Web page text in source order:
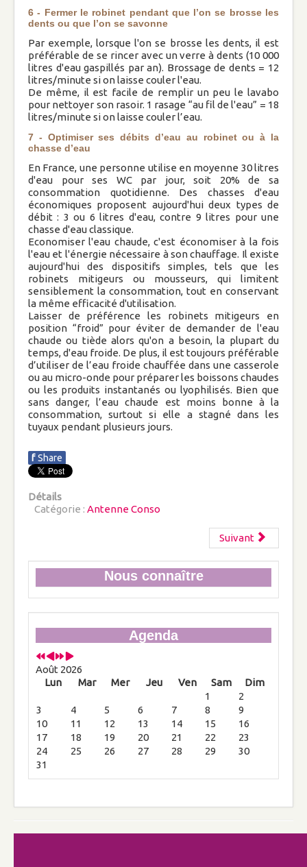
Passage à la télévision TNT Haute
Définition
Arnaque aux téléphones
Communiqués de presse
Société
PMA: le CCNE au mépris du réel
L’avortement reste un drame
fondamental
Le divorce n'est pas une fatalité : Arrêtons
la casse
LE FLÉAU DE LA PORNOGRAPHIE !
Education
Un cadre pédagogique pour l'école
primaire
Éducation : donner confiance aux pères et
mères
KTO : Les parents et l'autorité : quelle
légitimité ?
Economie
Familles : Encore un coup de matraque
Les familles au bord du burn-out fiscal
Pour le mariage et la famille, dans toute
l’Europe, les AFC soutiennent l’Initiative
Citoyenne Européenne (ECI) Mum, Dad &
Compte rendu de la conférence sur les
Compte rendu de la conférence de M. Cyril
Brun
Evénements à venir
6 - Fermer le robinet pendant que l’on se brosse les
dents ou que l’on se savonne
Par exemple, lorsque l'on se brosse les dents, il est
préférable de se rincer avec un verre à dents (10 000
litres d'eau gaspillés par an). Brossage de dents = 12
litres/minute si on laisse couler l'eau.
De même, il est facile de remplir un peu le lavabo
pour nettoyer son rasoir. 1 rasage “au fil de l'eau” = 18
litres/minute si on laisse couler l’eau.
7 - Optimiser ses débits d’eau au robinet ou à la
chasse d’eau
En France, une personne utilise en moyenne 30 litres
d'eau pour ses WC par jour, soit 20% de sa
consommation quotidienne. Des chasses d'eau
économiques proposent aujourd'hui deux types de
débit : 3 ou 6 litres d'eau, contre 9 litres pour une
chasse d'eau classique.
Economiser l'eau chaude, c'est économiser à la fois
l'eau et l'énergie nécessaire à son chauffage. Il existe
aujourd'hui des dispositifs simples, tels que les
robinets mitigeurs ou mousseurs, qui limitent
sensiblement la consommation, tout en conservant
la même efficacité d'utilisation.
Laisser de préférence les robinets mitigeurs en
position “froid” pour éviter de demander de l'eau
chaude ou tiède alors qu'on a besoin, la plupart du
temps, d'eau froide. De plus, il est toujours préférable
d’utiliser de l’eau froide chauffée dans une casserole
ou au micro-onde pour préparer les boissons chaudes
ou les produits instantanés ou lyophilisés. Bien que
sans danger, l’eau chaude est moins bonne à la
consommation, surtout si elle a stagné dans les
tuyaux pendant plusieurs jours.
f Share
Détails
Catégorie : Antenne Conso
Suivant
Nous connaître
Agenda
Août 2026
Lun
Mar Mer Jeu Ven Sam
Dim
1
2
3
4 5 6 7 8
9
10
11 12 13 14 15
16
17
18 19 20 21 22
23
24
25 26 27 28 29
30
31